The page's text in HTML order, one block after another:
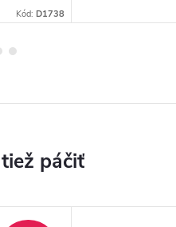
Kód: D1738